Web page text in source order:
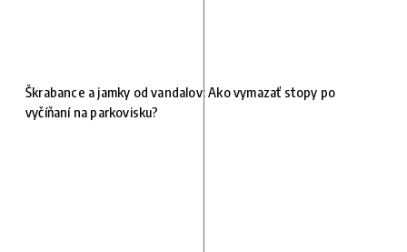
Škrabance a jamky od vandalov: Ako vymazať stopy po
vyčíňaní na parkovisku?